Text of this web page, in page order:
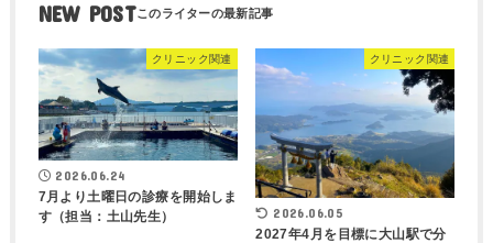
NEW POST
クリニック関連
2026.06.24
7月より土曜日の診療を開始しま
す（担当：土山先生）
クリニック関連
2026.06.05
2027年4月を目標に大山駅で分